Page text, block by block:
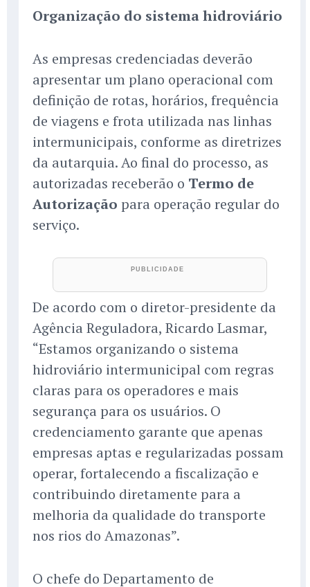
Organização do sistema hidroviário
As empresas credenciadas deverão
apresentar um plano operacional com
definição de rotas, horários, frequência
de viagens e frota utilizada nas linhas
intermunicipais, conforme as diretrizes
da autarquia. Ao final do processo, as
autorizadas receberão o Termo de
Autorização para operação regular do
serviço.
De acordo com o diretor-presidente da
Agência Reguladora, Ricardo Lasmar,
“Estamos organizando o sistema
hidroviário intermunicipal com regras
claras para os operadores e mais
segurança para os usuários. O
credenciamento garante que apenas
empresas aptas e regularizadas possam
operar, fortalecendo a fiscalização e
contribuindo diretamente para a
melhoria da qualidade do transporte
nos rios do Amazonas”.
O chefe do Departamento de